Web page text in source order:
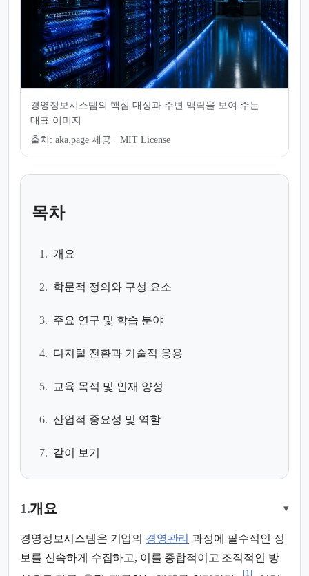
경영정보시스템의 핵심 대상과 주변 맥락을 보여 주는
대표 이미지
출처: aka.page 제공 · MIT License
목차
1. 개요
2. 학문적 정의와 구성 요소
3. 주요 연구 및 학습 분야
4. 디지털 전환과 기술적 응용
5. 교육 목적 및 인재 양성
6. 산업적 중요성 및 역할
7. 같이 보기
1.개요 ▾
경영정보시스템은 기업의 경영관리 과정에 필수적인 정
보를 신속하게 수집하고, 이를 종합적이고 조직적인 방
[1]